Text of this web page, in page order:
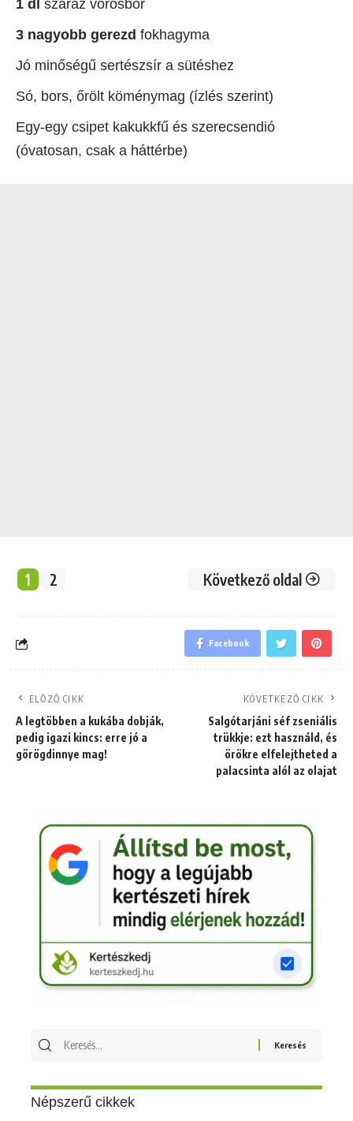
1 dl
száraz vörösbor
3 nagyobb gerezd fokhagyma
Jó minőségű sertészsír a sütéshez
Só, bors, őrölt köménymag (ízlés szerint)
Egy-egy csipet kakukkfű és szerecsendió
(óvatosan, csak a háttérbe)
1 2 Következő oldal
Facebook
ELŐZŐ CIKK
A legtöbben a kukába dobják,
pedig igazi kincs: erre jó a
görögdinnye mag!
KÖVETKEZŐ CIKK
Salgótarjáni séf zseniális
trükkje: ezt használd, és
örökre elfelejtheted a
palacsinta alól az olajat
Keresés
Népszerű cikkek